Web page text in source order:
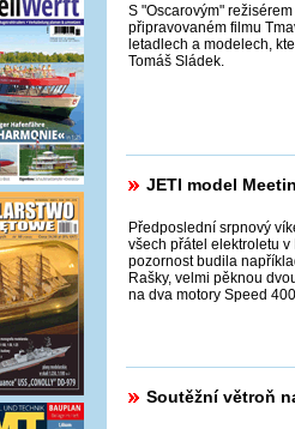
S "Oscarovým"
připravovaném filmu
letadlech a modelech,
Tomáš Sládek.
JETI model
Předposlední srpnový
všech přátel elektroletu
pozornost budila
Rašky, velmi pěknou
na dva motory Speed
Soutěžní větroň